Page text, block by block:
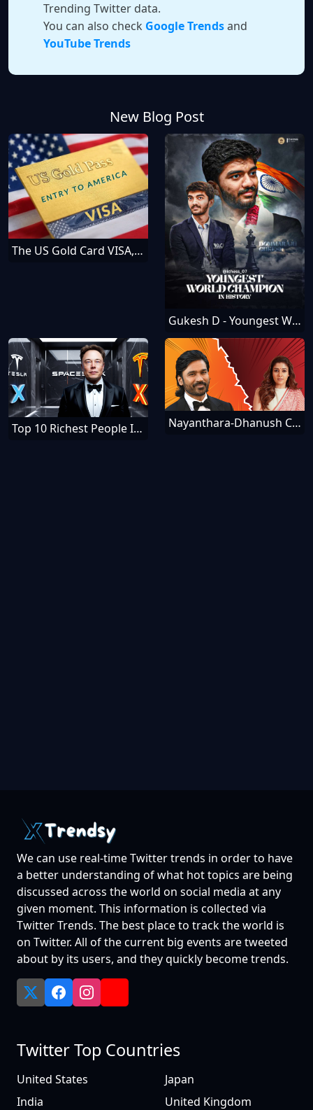
Trending Twitter data.
You can also check Google Trendsand
YouTube Trends
New Blog Post
The US Gold Card VISA, How To Get It — Everything You Should Know
Gukesh D - Youngest World Chess Champion
Top 10 Richest People In The World [December] Nayanthara-Dhanush Controversy - Schadenfreude Meanings
We can use real-time Twitter trends in order to have
a better understanding of what hot topics are being
discussed across the world on social media at any
given moment. This information is collected via
Twitter Trends. The best place to track the world is
on Twitter. All of the current big events are tweeted
about by its users, and they quickly become trends.
Twitter Top Countries
United States
Japan
India
United Kingdom